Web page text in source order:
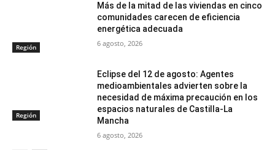
Región
Más de la mitad de las viviendas en cinco
comunidades carecen de eficiencia
energética adecuada
6 agosto, 2026
Región
Eclipse del 12 de agosto: Agentes
medioambientales advierten sobre la
necesidad de máxima precaución en los
espacios naturales de Castilla-La
Mancha
6 agosto, 2026